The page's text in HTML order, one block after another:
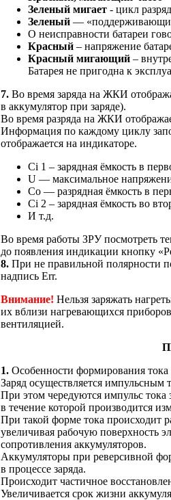
Зеленый мигает - цикл
Зеленый —
О неисправности батареи
Красный – напряжение
Красный мигающий –
Батарея не пригодна к
7. Во время заряда на ЖКИ
в аккумулятор при заряде).
Во время разряда на ЖКИ
Информация по каждому циклу
отображается на индикаторе.
Ci 1 – зарядная ёмкость в
U — максимальное
Co — разрядная ёмкость в
Ci 2 – зарядная ёмкость во
И т.д.
Во время работы ЗРУ посмотреть
до появления индикации кнопку
8. При не правильной полярности
надпись Err.
Внимание! Нельзя заряжать
их вблизи нагревающихся
вентиляцией.
1. Особенности формирования тока
Заряд осуществляется
При этом чередуются импульс тока
в течение которой производится
При такой форме тока происходит
увеличивая рабочую поверхность
сопротивления аккумуляторов.
Аккумуляторы при реверсивной
в процессе заряда.
Происходит частичное
Увеличивается срок жизни